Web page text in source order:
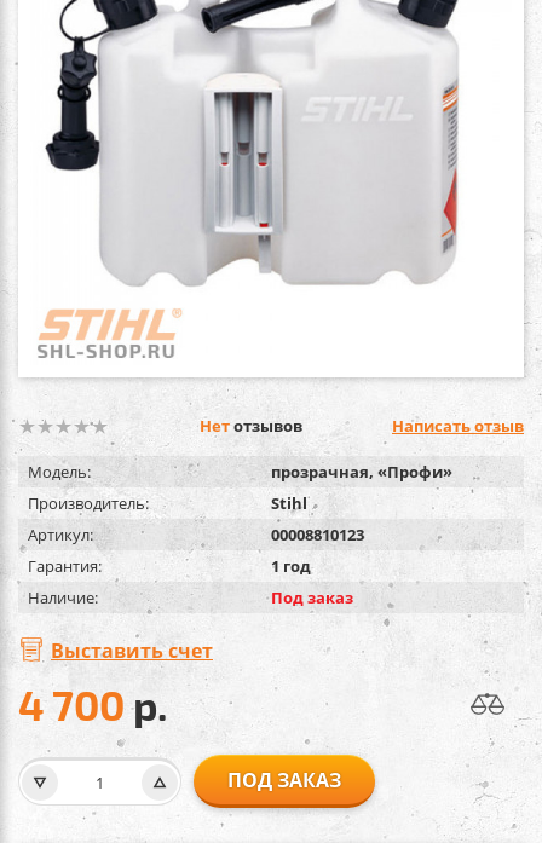
Нетотзывов Написать отзыв
Модель:
прозрачная, «Профи»
Производитель:
Stihl
Артикул:
00008810123
Гарантия:
1 год
Наличие:
Под заказ
Выставить счет
4 700р.
ПОД ЗАКАЗ